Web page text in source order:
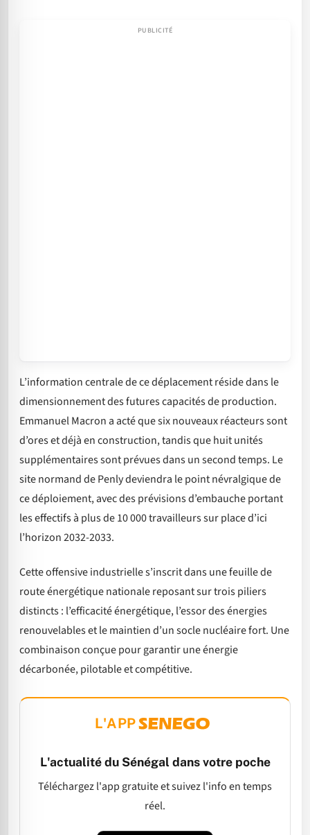
L’information centrale de ce déplacement réside dans le
dimensionnement des futures capacités de production.
Emmanuel Macron a acté que six nouveaux réacteurs sont
d’ores et déjà en construction, tandis que huit unités
supplémentaires sont prévues dans un second temps. Le
site normand de Penly deviendra le point névralgique de
ce déploiement, avec des prévisions d’embauche portant
les effectifs à plus de 10 000 travailleurs sur place d’ici
l’horizon 2032-2033.
Cette offensive industrielle s’inscrit dans une feuille de
route énergétique nationale reposant sur trois piliers
distincts : l’efficacité énergétique, l’essor des énergies
renouvelables et le maintien d’un socle nucléaire fort. Une
combinaison conçue pour garantir une énergie
décarbonée, pilotable et compétitive.
L'APP
L'actualité du Sénégal dans votre poche
Téléchargez l'app gratuite et suivez l'info en temps
réel.